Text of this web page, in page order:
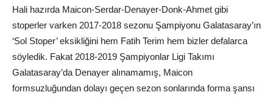
Hali hazırda Maicon-Serdar-Denayer-Donk-Ahmet gibi
stoperler varken 2017-2018 sezonu Şampiyonu Galatasaray’ın
‘Sol Stoper’ eksikliğini hem Fatih Terim hem bizler defalarca
söyledik. Fakat 2018-2019 Şampiyonlar Ligi Takımı
Galatasaray’da Denayer alınamamış, Maicon
formsuzluğundan dolayı geçen sezon sonlarında forma şansı